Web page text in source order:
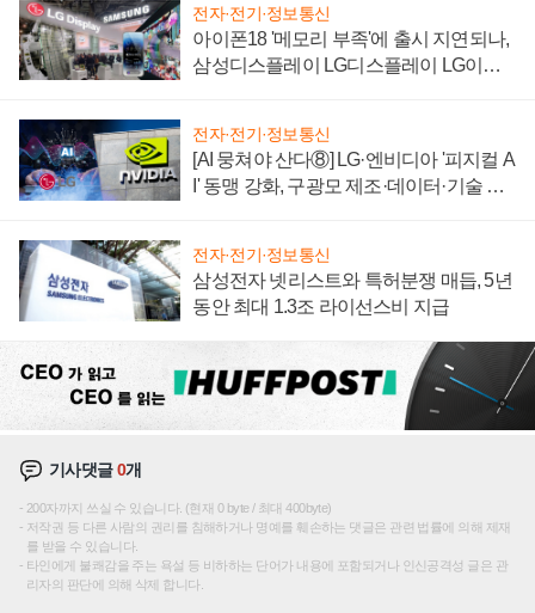
전자·전기·정보통신
아이폰18 '메모리 부족'에 출시 지연되나,
삼성디스플레이 LG디스플레이 LG이노
전자·전기·정보통신
[AI 뭉쳐야 산다⑧] LG·엔비디아 '피지컬 A
I' 동맹 강화, 구광모 제조·데이터·기술 결
전자·전기·정보통신
삼성전자 넷리스트와 특허분쟁 매듭, 5년
동안 최대 1.3조 라이선스비 지급
기사댓글0개
200자까지 쓰실 수 있습니다. (현재 0 byte / 최대 400byte)
저작권 등 다른 사람의 권리를 침해하거나 명예를 훼손하는 댓글은 관련 법률에 의해 제재
를 받을 수 있습니다.
타인에게 불쾌감을 주는 욕설 등 비하하는 단어가 내용에 포함되거나 인신공격성 글은 관
리자의 판단에 의해 삭제 합니다.